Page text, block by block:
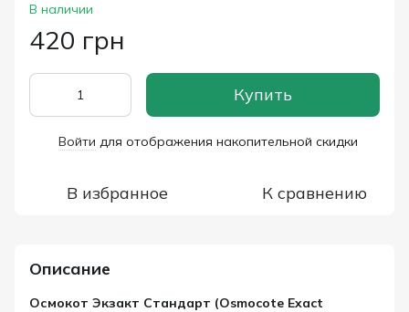
В наличии
420 грн
Купить
Войти для отображения накопительной скидки
В избранное К сравнению
Описание
Осмокот Экзакт Стандарт (Osmocote Exact